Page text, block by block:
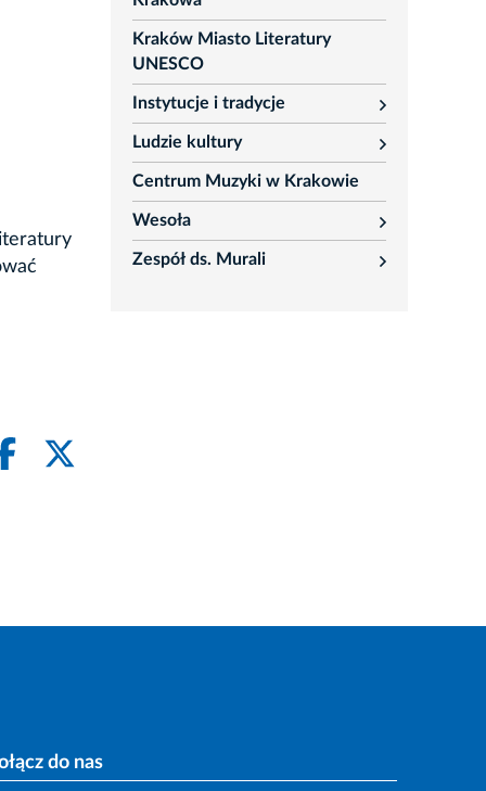
Kraków Miasto Literatury
UNESCO
Instytucje i tradycje
rozwiń
Ludzie kultury
rozwiń
Centrum Muzyki w Krakowie
Wesoła
rozwiń
Zespół ds. Murali
rozwiń
do nas